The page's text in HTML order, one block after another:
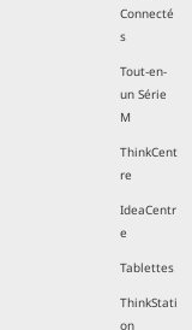
Connecté
s
Tout-en-
un Série
M
ThinkCent
re
IdeaCentr
e
Tablettes
ThinkStati
on